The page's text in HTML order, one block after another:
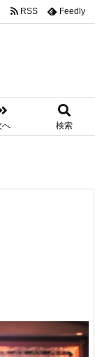
へ 検索
RSS Feedly